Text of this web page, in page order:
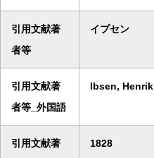
引用文献著
者等
イプセン
引用文献著
者等_外国語
Ibsen, Henrik
引用文献著
1828